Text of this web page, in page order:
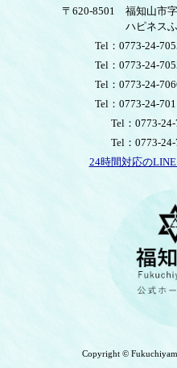
〒620-8501 福知山市
ハピネス
Tel：0773-24-
Tel：0773-24-
Tel：0773-24-
Tel：0773-24-
Tel：0773-
Tel：0773-
24時間対応の
Copyright ©